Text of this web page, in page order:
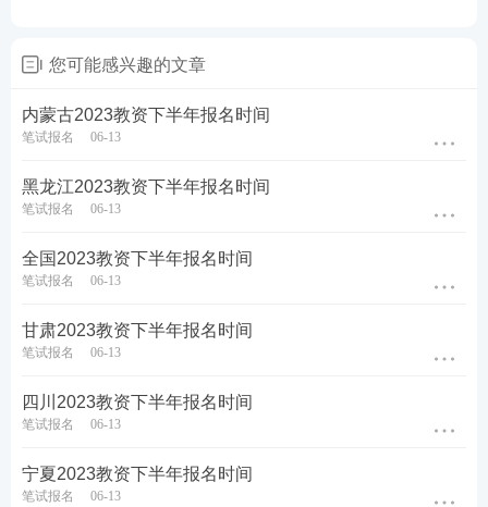
考生夯实基础。
—复盘考点，串讲历年考试中反复
出题的高频考点，把时间用在刀刃上。
教学设计专题班
以专题形式进行针
对性拆分讲解，帮助考生专项突破得分。
考前密训班
您可能感兴趣的文章
内蒙古2023教资下半年报名时间
笔试报名 06-13
黑龙江2023教资下半年报名时间
笔试报名 06-13
全国2023教资下半年报名时间
笔试报名 06-13
甘肃2023教资下半年报名时间
笔试报名 06-13
四川2023教资下半年报名时间
笔试报名 06-13
宁夏2023教资下半年报名时间
笔试报名 06-13